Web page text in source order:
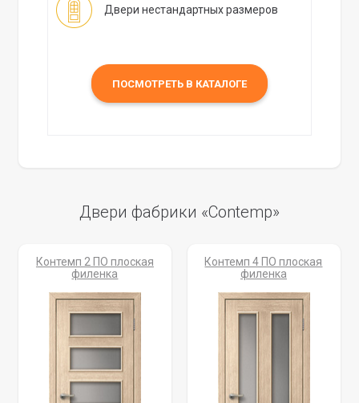
Двери нестандартных размеров
ПОСМОТРЕТЬ В КАТАЛОГЕ
Двери фабрики «Contemp»
Контемп 2 ПО плоская
филенка
Контемп 4 ПО плоская
филенка